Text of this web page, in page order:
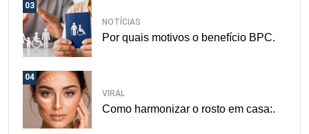
03
NOTÍCIAS
Por quais motivos o benefício BPC.
04
VIRAL
Como harmonizar o rosto em casa:.